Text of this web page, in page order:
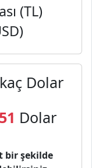
(TL)
Dolar
Dolar
bir şekilde